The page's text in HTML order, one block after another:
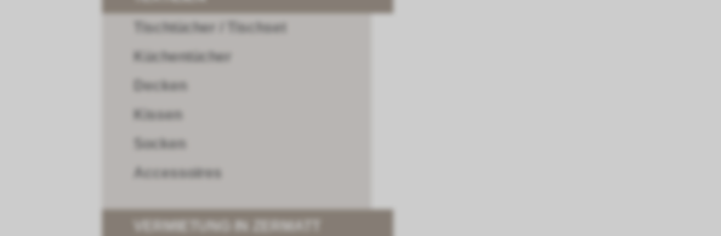
Tischtücher / Tischset
Küchentücher
Decken
Kissen
Socken
Accessoires
VERMIETUNG IN ZERMATT